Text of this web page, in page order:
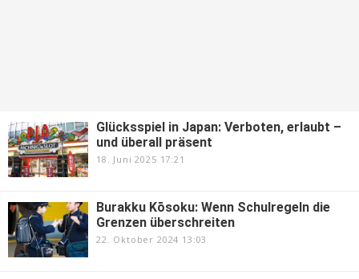
Glücksspiel in Japan: Verboten, erlaubt –
und überall präsent
18. Juni 2025 17:21
Burakku Kōsoku: Wenn Schulregeln die
Grenzen überschreiten
22. Oktober 2024 13:03